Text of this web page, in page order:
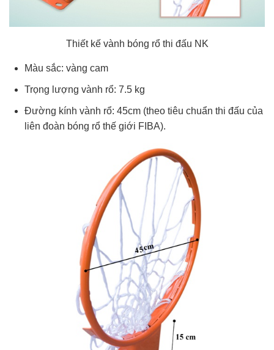
Thiết kế vành bóng rổ thi đấu NK
Màu sắc: vàng cam
Trọng lượng vành rổ: 7.5 kg
Đường kính vành rổ: 45cm (theo tiêu chuẩn thi đấu của
liên đoàn bóng rổ thế giới FIBA).